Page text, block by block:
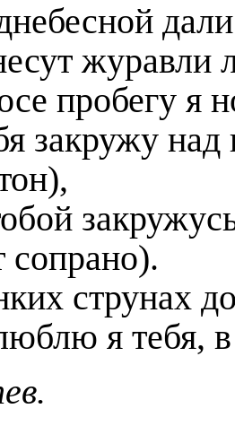
журавли
пробегу я
закружу
сопрано).
струнах
я тебя,